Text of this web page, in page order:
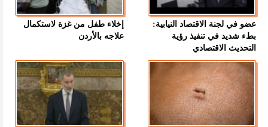
عضو في لجنة الاقتصاد النيابية:
بطء شديد في تنفيذ رؤية
التحديث الاقتصادي
إخلاء طفل من غزة لاستكمال
علاجه بالأردن